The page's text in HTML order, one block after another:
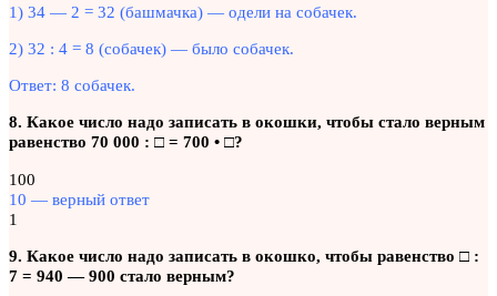
1) 34 — 2 = 32 (башмачка) — одели на собачек.
2) 32 : 4 = 8 (собачек) — было собачек.
Ответ: 8 собачек.
8. Какое число надо записать в окошки, чтобы стало верным
равенство 70 000 : □ = 700 • □?
100
10 — верный ответ
1
9. Какое число надо записать в окошко, чтобы равенство □ :
7 = 940 — 900 стало верным?